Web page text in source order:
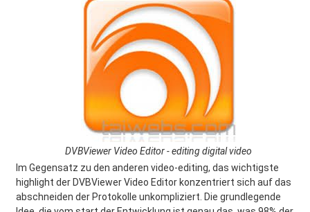
DVBViewer Video Editor - editing digital video
Im Gegensatz zu den anderen video-editing, das wichtigste
highlight der DVBViewer Video Editor konzentriert sich auf das
abschneiden der Protokolle unkompliziert. Die grundlegende